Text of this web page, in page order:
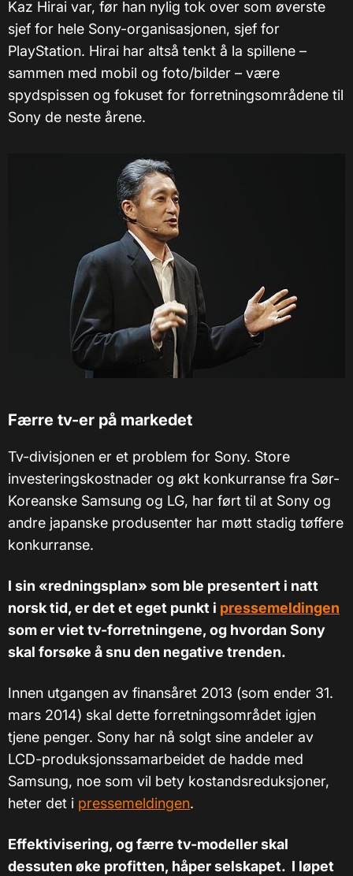
Kaz Hirai var, før han nylig tok over som øverste
sjef for hele Sony-organisasjonen, sjef for
PlayStation. Hirai har altså tenkt å la spillene –
sammen med mobil og foto/bilder – være
spydspissen og fokuset for forretningsområdene til
Sony de neste årene.
Færre tv-er på markedet
Tv-divisjonen er et problem for Sony. Store
investeringskostnader og økt konkurranse fra Sør-
Koreanske Samsung og LG, har ført til at Sony og
andre japanske produsenter har møtt stadig tøffere
konkurranse.
I sin «redningsplan» som ble presentert i natt
norsk tid, er det et eget punkt i pressemeldingen
som er viet tv-forretningene, og hvordan Sony
skal forsøke å snu den negative trenden.
Innen utgangen av finansåret 2013 (som ender 31.
mars 2014) skal dette forretningsområdet igjen
tjene penger. Sony har nå solgt sine andeler av
LCD-produksjonssamarbeidet de hadde med
Samsung, noe som vil bety kostandsreduksjoner,
heter det i pressemeldingen.
Effektivisering, og færre tv-modeller skal
dessuten øke profitten, håper selskapet. I løpet